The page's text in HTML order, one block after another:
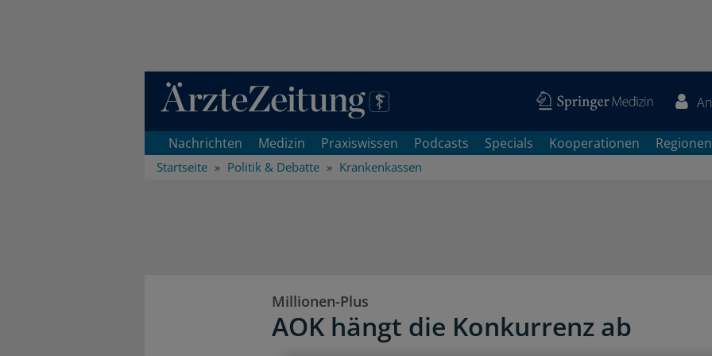
Direkt zum Inhaltsbereich
Nachrichten Medizin Praxiswissen Podcasts Specials Kooperationen Regionen
Startseite Politik & Debatte Krankenkassen
Millionen-Plus
AOK hängt die Konkurrenz ab